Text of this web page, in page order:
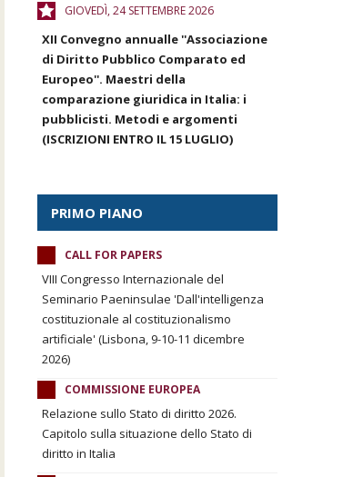
GIOVEDÌ, 24 SETTEMBRE 2026
XII Convegno annualle ''Associazione
di Diritto Pubblico Comparato ed
Europeo''. Maestri della
comparazione giuridica in Italia: i
pubblicisti. Metodi e argomenti
(ISCRIZIONI ENTRO IL 15 LUGLIO)
PRIMO PIANO
CALL FOR PAPERS
VIII Congresso Internazionale del
Seminario Paeninsulae 'Dall'intelligenza
costituzionale al costituzionalismo
artificiale' (Lisbona, 9-10-11 dicembre
2026)
COMMISSIONE EUROPEA
Relazione sullo Stato di diritto 2026.
Capitolo sulla situazione dello Stato di
diritto in Italia